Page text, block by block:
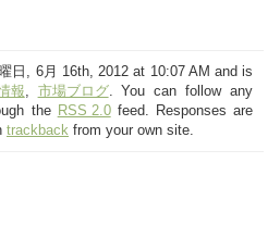
日, 6月 16th, 2012 at 10:07 AM and is
報, 市場ブログ. You can follow any
the RSS 2.0feed. Responses are
trackback from your own site.